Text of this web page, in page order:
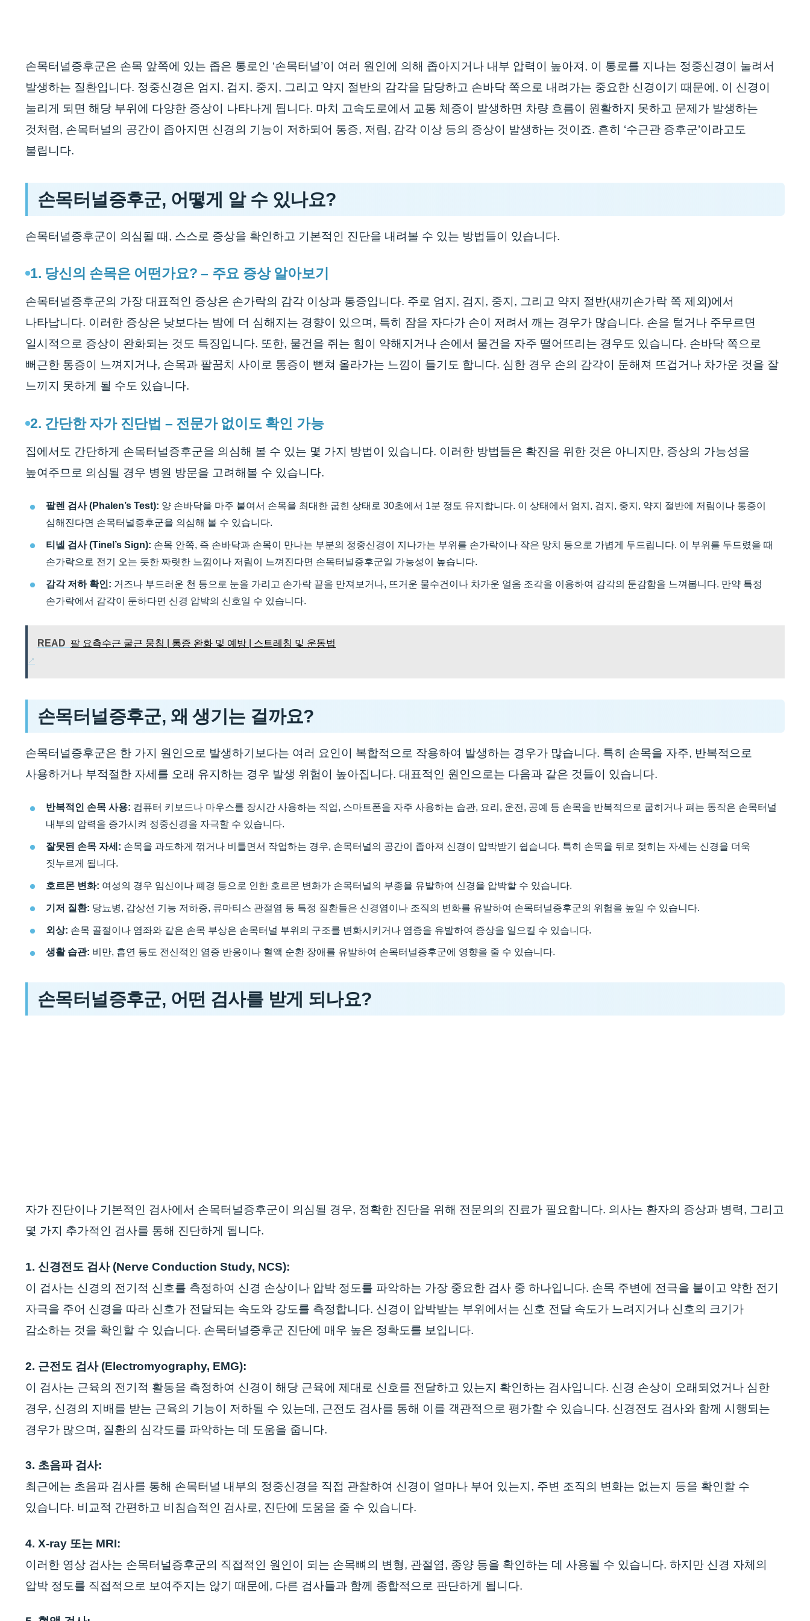
손목터널증후군은 손목 앞쪽에 있는 좁은 통로인 ‘손목터널’이 여러 원인에 의해 좁아지거나 내부 압력이 높아져, 이 통로를 지나는 정중신경이 눌려서
발생하는 질환입니다. 정중신경은 엄지, 검지, 중지, 그리고 약지 절반의 감각을 담당하고 손바닥 쪽으로 내려가는 중요한 신경이기 때문에, 이 신경이
눌리게 되면 해당 부위에 다양한 증상이 나타나게 됩니다. 마치 고속도로에서 교통 체증이 발생하면 차량 흐름이 원활하지 못하고 문제가 발생하는
것처럼, 손목터널의 공간이 좁아지면 신경의 기능이 저하되어 통증, 저림, 감각 이상 등의 증상이 발생하는 것이죠. 흔히 ‘수근관 증후군’이라고도
불립니다.
손목터널증후군, 어떻게 알 수 있나요?
손목터널증후군이 의심될 때, 스스로 증상을 확인하고 기본적인 진단을 내려볼 수 있는 방법들이 있습니다.
1. 당신의 손목은 어떤가요? – 주요 증상 알아보기
손목터널증후군의 가장 대표적인 증상은 손가락의 감각 이상과 통증입니다. 주로 엄지, 검지, 중지, 그리고 약지 절반(새끼손가락 쪽 제외)에서
나타납니다. 이러한 증상은 낮보다는 밤에 더 심해지는 경향이 있으며, 특히 잠을 자다가 손이 저려서 깨는 경우가 많습니다. 손을 털거나 주무르면
일시적으로 증상이 완화되는 것도 특징입니다. 또한, 물건을 쥐는 힘이 약해지거나 손에서 물건을 자주 떨어뜨리는 경우도 있습니다. 손바닥 쪽으로
뻐근한 통증이 느껴지거나, 손목과 팔꿈치 사이로 통증이 뻗쳐 올라가는 느낌이 들기도 합니다. 심한 경우 손의 감각이 둔해져 뜨겁거나 차가운 것을 잘
느끼지 못하게 될 수도 있습니다.
2. 간단한 자가 진단법 – 전문가 없이도 확인 가능
집에서도 간단하게 손목터널증후군을 의심해 볼 수 있는 몇 가지 방법이 있습니다. 이러한 방법들은 확진을 위한 것은 아니지만, 증상의 가능성을
높여주므로 의심될 경우 병원 방문을 고려해볼 수 있습니다.
팔렌 검사 (Phalen’s Test): 양 손바닥을 마주 붙여서 손목을 최대한 굽힌 상태로 30초에서 1분 정도 유지합니다. 이 상태에서 엄지, 검지, 중지, 약지 절반에 저림이나 통증이
심해진다면 손목터널증후군을 의심해 볼 수 있습니다.
티넬 검사 (Tinel’s Sign): 손목 안쪽, 즉 손바닥과 손목이 만나는 부분의 정중신경이 지나가는 부위를 손가락이나 작은 망치 등으로 가볍게 두드립니다. 이 부위를 두드렸을 때
손가락으로 전기 오는 듯한 짜릿한 느낌이나 저림이 느껴진다면 손목터널증후군일 가능성이 높습니다.
감각 저하 확인: 거즈나 부드러운 천 등으로 눈을 가리고 손가락 끝을 만져보거나, 뜨거운 물수건이나 차가운 얼음 조각을 이용하여 감각의 둔감함을 느껴봅니다. 만약 특정
손가락에서 감각이 둔하다면 신경 압박의 신호일 수 있습니다.
READ 팔 요측수근 굴근 뭉침 | 통증 완화 및 예방 | 스트레칭 및 운동법
손목터널증후군, 왜 생기는 걸까요?
손목터널증후군은 한 가지 원인으로 발생하기보다는 여러 요인이 복합적으로 작용하여 발생하는 경우가 많습니다. 특히 손목을 자주, 반복적으로
사용하거나 부적절한 자세를 오래 유지하는 경우 발생 위험이 높아집니다. 대표적인 원인으로는 다음과 같은 것들이 있습니다.
반복적인 손목 사용: 컴퓨터 키보드나 마우스를 장시간 사용하는 직업, 스마트폰을 자주 사용하는 습관, 요리, 운전, 공예 등 손목을 반복적으로 굽히거나 펴는 동작은 손목터널
내부의 압력을 증가시켜 정중신경을 자극할 수 있습니다.
잘못된 손목 자세: 손목을 과도하게 꺾거나 비틀면서 작업하는 경우, 손목터널의 공간이 좁아져 신경이 압박받기 쉽습니다. 특히 손목을 뒤로 젖히는 자세는 신경을 더욱
짓누르게 됩니다.
호르몬 변화: 여성의 경우 임신이나 폐경 등으로 인한 호르몬 변화가 손목터널의 부종을 유발하여 신경을 압박할 수 있습니다.
기저 질환: 당뇨병, 갑상선 기능 저하증, 류마티스 관절염 등 특정 질환들은 신경염이나 조직의 변화를 유발하여 손목터널증후군의 위험을 높일 수 있습니다.
외상: 손목 골절이나 염좌와 같은 손목 부상은 손목터널 부위의 구조를 변화시키거나 염증을 유발하여 증상을 일으킬 수 있습니다.
생활 습관: 비만, 흡연 등도 전신적인 염증 반응이나 혈액 순환 장애를 유발하여 손목터널증후군에 영향을 줄 수 있습니다.
손목터널증후군, 어떤 검사를 받게 되나요?
자가 진단이나 기본적인 검사에서 손목터널증후군이 의심될 경우, 정확한 진단을 위해 전문의의 진료가 필요합니다. 의사는 환자의 증상과 병력, 그리고
몇 가지 추가적인 검사를 통해 진단하게 됩니다.
1. 신경전도 검사 (Nerve Conduction Study, NCS):
이 검사는 신경의 전기적 신호를 측정하여 신경 손상이나 압박 정도를 파악하는 가장 중요한 검사 중 하나입니다. 손목 주변에 전극을 붙이고 약한 전기
자극을 주어 신경을 따라 신호가 전달되는 속도와 강도를 측정합니다. 신경이 압박받는 부위에서는 신호 전달 속도가 느려지거나 신호의 크기가
감소하는 것을 확인할 수 있습니다. 손목터널증후군 진단에 매우 높은 정확도를 보입니다.
2. 근전도 검사 (Electromyography, EMG):
이 검사는 근육의 전기적 활동을 측정하여 신경이 해당 근육에 제대로 신호를 전달하고 있는지 확인하는 검사입니다. 신경 손상이 오래되었거나 심한
경우, 신경의 지배를 받는 근육의 기능이 저하될 수 있는데, 근전도 검사를 통해 이를 객관적으로 평가할 수 있습니다. 신경전도 검사와 함께 시행되는
경우가 많으며, 질환의 심각도를 파악하는 데 도움을 줍니다.
3. 초음파 검사:
최근에는 초음파 검사를 통해 손목터널 내부의 정중신경을 직접 관찰하여 신경이 얼마나 부어 있는지, 주변 조직의 변화는 없는지 등을 확인할 수
있습니다. 비교적 간편하고 비침습적인 검사로, 진단에 도움을 줄 수 있습니다.
4. X-ray 또는 MRI:
이러한 영상 검사는 손목터널증후군의 직접적인 원인이 되는 손목뼈의 변형, 관절염, 종양 등을 확인하는 데 사용될 수 있습니다. 하지만 신경 자체의
압박 정도를 직접적으로 보여주지는 않기 때문에, 다른 검사들과 함께 종합적으로 판단하게 됩니다.